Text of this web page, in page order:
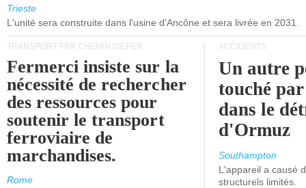
Trieste
L'unité sera construite dans l'usine d'Ancône et sera livrée en 2031.
TRANSPORT PAR CHEMIN DE FER
Fermerci insiste sur la
nécessité de rechercher
des ressources pour
soutenir le transport
ferroviaire de
marchandises.
Rome
ACCIDENTS
Un autre
touché
dans le
d'Ormuz
Southampton
L'appareil a causé
structurels limités.